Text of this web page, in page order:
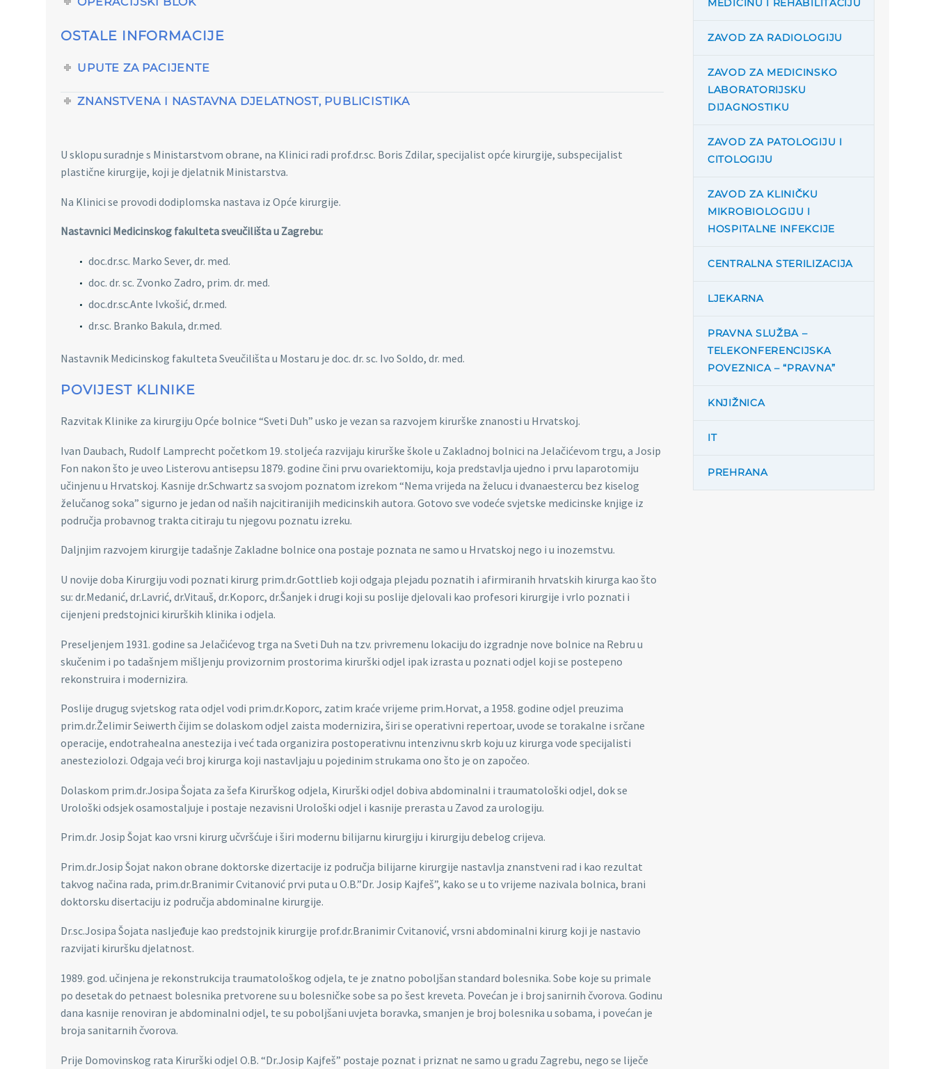
OSTALE INFORMACIJE
UPUTE ZA PACIJENTE
ZNANSTVENA I NASTAVNA DJELATNOST, PUBLICISTIKA
U sklopu suradnje s Ministarstvom obrane, na Klinici radi prof.dr.sc. Boris Zdilar, specijalist opće kirurgije, subspecijalist
plastične kirurgije, koji je djelatnik Ministarstva.
Na Klinici se provodi dodiplomska nastava iz Opće kirurgije.
Nastavnici Medicinskog fakulteta sveučilišta u Zagrebu:
doc.dr.sc. Marko Sever, dr. med.
doc. dr. sc. Zvonko Zadro, prim. dr. med.
doc.dr.sc.Ante Ivkošić, dr.med.
dr.sc. Branko Bakula, dr.med.
Nastavnik Medicinskog fakulteta Sveučilišta u Mostaru je doc. dr. sc. Ivo Soldo, dr. med.
POVIJEST KLINIKE
Razvitak Klinike za kirurgiju Opće bolnice “Sveti Duh” usko je vezan sa razvojem kirurške znanosti u Hrvatskoj.
Ivan Daubach, Rudolf Lamprecht početkom 19. stoljeća razvijaju kirurške škole u Zakladnoj bolnici na Jelačićevom trgu, a Josip
Fon nakon što je uveo Listerovu antisepsu 1879. godine čini prvu ovariektomiju, koja predstavlja ujedno i prvu laparotomiju
učinjenu u Hrvatskoj. Kasnije dr.Schwartz sa svojom poznatom izrekom “Nema vrijeda na želucu i dvanaestercu bez kiselog
želučanog soka” sigurno je jedan od naših najcitiranijih medicinskih autora. Gotovo sve vodeće svjetske medicinske knjige iz
područja probavnog trakta citiraju tu njegovu poznatu izreku.
Daljnjim razvojem kirurgije tadašnje Zakladne bolnice ona postaje poznata ne samo u Hrvatskoj nego i u inozemstvu.
U novije doba Kirurgiju vodi poznati kirurg prim.dr.Gottlieb koji odgaja plejadu poznatih i afirmiranih hrvatskih kirurga kao što
su: dr.Medanić, dr.Lavrić, dr.Vitauš, dr.Koporc, dr.Šanjek i drugi koji su poslije djelovali kao profesori kirurgije i vrlo poznati i
cijenjeni predstojnici kirurških klinika i odjela.
Preseljenjem 1931. godine sa Jelačićevog trga na Sveti Duh na tzv. privremenu lokaciju do izgradnje nove bolnice na Rebru u
skučenim i po tadašnjem mišljenju provizornim prostorima kirurški odjel ipak izrasta u poznati odjel koji se postepeno
rekonstruira i modernizira.
Poslije drugug svjetskog rata odjel vodi prim.dr.Koporc, zatim kraće vrijeme prim.Horvat, a 1958. godine odjel preuzima
prim.dr.Želimir Seiwerth čijim se dolaskom odjel zaista modernizira, širi se operativni repertoar, uvode se torakalne i srčane
operacije, endotrahealna anestezija i već tada organizira postoperativnu intenzivnu skrb koju uz kirurga vode specijalisti
anesteziolozi. Odgaja veći broj kirurga koji nastavljaju u pojedinim strukama ono što je on započeo.
Dolaskom prim.dr.Josipa Šojata za šefa Kirurškog odjela, Kirurški odjel dobiva abdominalni i traumatološki odjel, dok se
Urološki odsjek osamostaljuje i postaje nezavisni Urološki odjel i kasnije prerasta u Zavod za urologiju.
Prim.dr. Josip Šojat kao vrsni kirurg učvršćuje i širi modernu bilijarnu kirurgiju i kirurgiju debelog crijeva.
Prim.dr.Josip Šojat nakon obrane doktorske dizertacije iz područja bilijarne kirurgije nastavlja znanstveni rad i kao rezultat
takvog načina rada, prim.dr.Branimir Cvitanović prvi puta u O.B.”Dr. Josip Kajfeš”, kako se u to vrijeme nazivala bolnica, brani
doktorsku disertaciju iz područja abdominalne kirurgije.
Dr.sc.Josipa Šojata nasljeđuje kao predstojnik kirurgije prof.dr.Branimir Cvitanović, vrsni abdominalni kirurg koji je nastavio
razvijati kiruršku djelatnost.
1989. god. učinjena je rekonstrukcija traumatološkog odjela, te je znatno poboljšan standard bolesnika. Sobe koje su primale
po desetak do petnaest bolesnika pretvorene su u bolesničke sobe sa po šest kreveta. Povećan je i broj sanirnih čvorova. Godinu
dana kasnije renoviran je abdominalni odjel, te su poboljšani uvjeta boravka, smanjen je broj bolesnika u sobama, i povećan je
broja sanitarnih čvorova.
Prije Domovinskog rata Kirurški odjel O.B. “Dr.Josip Kajfeš” postaje poznat i priznat ne samo u gradu Zagrebu, nego se liječe
MEDICINU I REHABILITACIJU
ZAVOD ZA RADIOLOGIJU
ZAVOD ZA MEDICINSKO
LABORATORIJSKU
DIJAGNOSTIKU
ZAVOD ZA PATOLOGIJU I
CITOLOGIJU
ZAVOD ZA KLINIČKU
MIKROBIOLOGIJU I
HOSPITALNE INFEKCIJE
CENTRALNA STERILIZACIJA
LJEKARNA
PRAVNA SLUŽBA –
TELEKONFERENCIJSKA
POVEZNICA – “PRAVNA”
KNJIŽNICA
IT
PREHRANA